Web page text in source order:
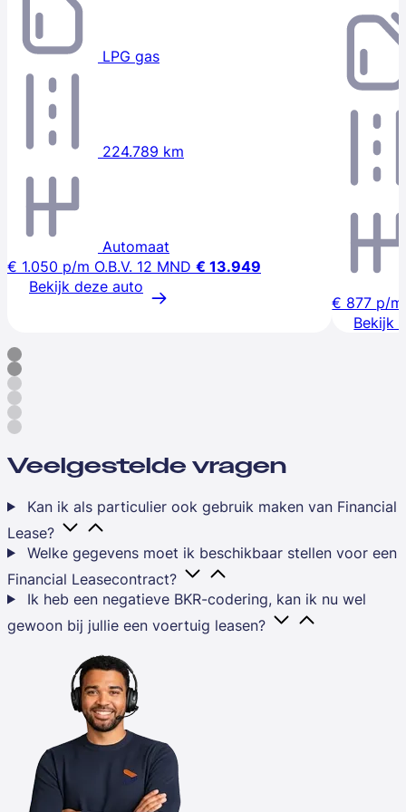
LPG gas
224.789 km
Automaat
€ 1.050 p/m O.B.V. 12 MND € 13.949
Bekijk deze auto
€ 877 p/m
Bekijk
Veelgestelde vragen
Kan ik als particulier ook gebruik maken van Financial
Lease?
Welke gegevens moet ik beschikbaar stellen voor een
Financial Leasecontract?
Ik heb een negatieve BKR-codering, kan ik nu wel
gewoon bij jullie een voertuig leasen?